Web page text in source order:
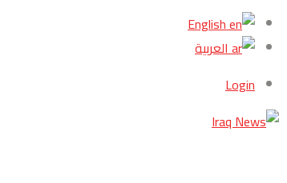
English
العربية
Login